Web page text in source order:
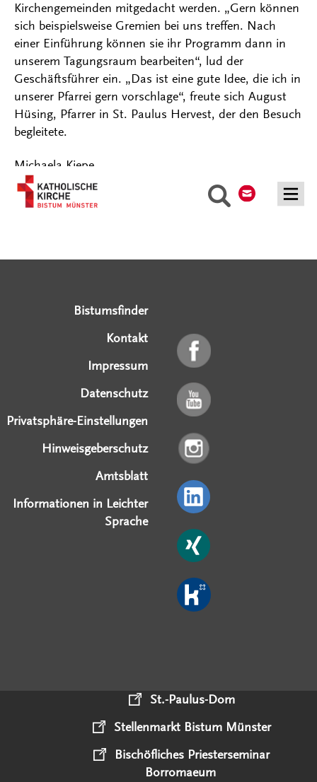
Suche
Kirchengemeinden mitgedacht werden. „Gern können
sich beispielsweise Gremien bei uns treffen. Nach
einer Einführung können sie ihr Programm dann in
unserem Tagungsraum bearbeiten“, lud der
Geschäftsführer ein. „Das ist eine gute Idee, die ich in
unserer Pfarrei gern vorschlage“, freute sich August
Hüsing, Pfarrer in St. Paulus Hervest, der den Besuch
begleitete.
Michaela Kiepe
Bistumsfinder
Kontakt
Impressum
Datenschutz
Privatsphäre-Einstellungen
Hinweisgeberschutz
Amtsblatt
Informationen in Leichter
Sprache
St.-Paulus-Dom
Stellenmarkt Bistum Münster
Bischöfliches Priesterseminar
Borromaeum